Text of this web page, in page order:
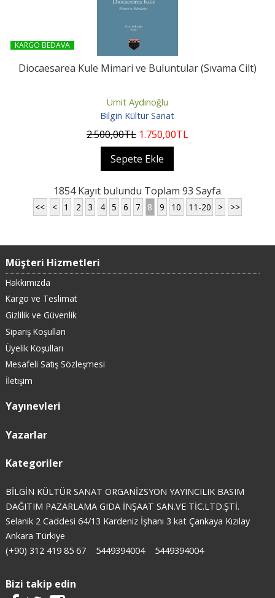
KARGO BEDAVA
Diocaesarea Kule Mimari ve Buluntular (Sıvama Cilt)
Ümit Aydınoğlu
Bilgin Kültür Sanat
2.500,00TL 1.750,00TL
Sepete Ekle
1854 Kayıt bulundu Toplam 93 Sayfa
<< < 1 2 3 4 5 6 7 8 9 10 11-20 > >>
Müşteri Hizmetleri
Hakkımızda
Kargo ve Teslimat
Gizlilik ve Güvenlik
Sipariş Koşulları
Üyelik Koşulları
Mesafeli Satış Sözleşmesi
İletişim
Yayınevleri
Yazarlar
Kategoriler
BİLGİN KÜLTÜR SANAT ORGANİZSYON YAYINCILIK BASIM
DAĞITIM PAZARLAMA GIDA İNŞAAT SAN.VE TİC.LTD.ŞTİ.
Selanik 2 Caddesi 64/13 Kardeniz İşhanı 3 kat Çankaya Kızılay
Ankara Türkiye
(+90) 312 419 85 67
5449394004 5449394004
Bizi takip edin